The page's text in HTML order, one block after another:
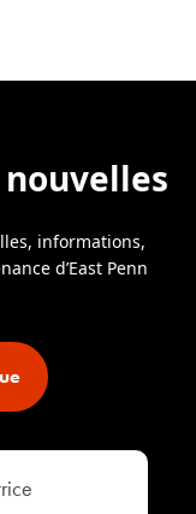
informations,
d’East Penn